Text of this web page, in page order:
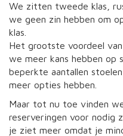
We zitten tweede klas,
we geen zin hebben om
klas.
Het grootste voordeel
we meer kans hebben op
beperkte aantallen
meer opties hebben.
Maar tot nu toe vinden
reserveringen voor nodig
je ziet meer omdat je